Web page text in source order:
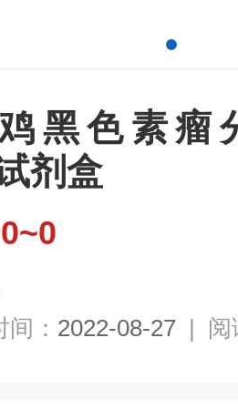
鸡黑色素瘤
剂盒
： 2022-08-27 | 阅